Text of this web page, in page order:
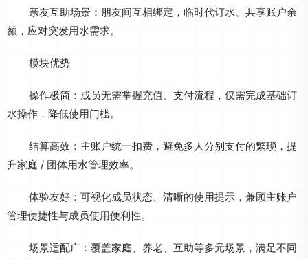
亲友互助场景：朋友间互相绑定，临时代订水、共享账户余
额，应对突发用水需求。
模块优势
操作极简：成员无需掌握充值、支付流程，仅需完成基础订
水操作，降低使用门槛。
结算高效：主账户统一扣费，避免多人分别支付的繁琐，提
升家庭 / 团体用水管理效率。
体验友好：可视化成员状态、清晰的使用提示，兼顾主账户
管理便捷性与成员使用便利性。
场景适配广：覆盖家庭、养老、互助等多元场景，满足不同